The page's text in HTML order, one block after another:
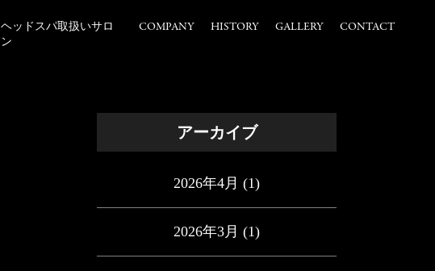
ヘッドスパ取扱いサロ
ン
COMPANY HISTORY GALLERY CONTACT
アーカイブ
2026年4月 (1)
2026年3月 (1)